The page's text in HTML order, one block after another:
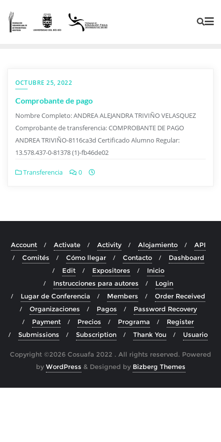
OCTUBRE 25, 2022
Comprobante de pago
Nombre Completo: ANDREA ALEJANDRA TRIVIÑO VELASQUEZ
Comprobante de transferencia: COMPROBANTE DE PAGO
ANDREA TRIVIÑO-8116ca3d Certificado Alumno Regular:
13.578.437-0-81378 (1)-fb46de02
Transferencia 0
Account Activate Activity Alojamiento
API
Comités
Cómo llegar Contacto
Dashboard
Edit
Expositores
Inicio
Instrucciones para autores
Login
Lugar de Conferencia
Members
Order Received
Organizaciones
Pagos
Password Recovery
Payment
Precios Programa
Register
Submissions
Subscription Thank You Usuario
Copyright ©2026 Cosuafa 2022 . All rights reserved. Powered
by WordPress & Designed by Bizberg Themes